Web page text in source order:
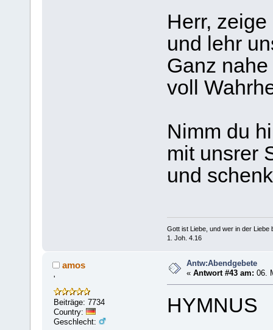
Herr,
und lehr
Ganz
voll
Nimm du
mit unsrer
und
Gott ist Liebe, und wer in der Liebe
1. Joh. 4.16
amos
'
Beiträge: 7734
Country:
Geschlecht:
Antw:Abendgebete
«Antwort #43 am: 06.
HYMNUS